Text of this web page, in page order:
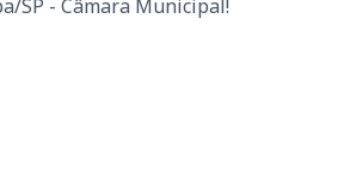
SP - Câmara Municipal!